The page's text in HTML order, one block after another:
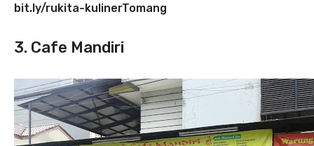
bit.ly/rukita-kulinerTomang
3. Cafe Mandiri